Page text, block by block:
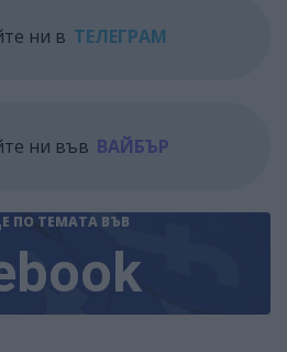
ни в ТЕЛЕГРАМ
ни във ВАЙБЪР
ПО ТЕМАТА ВЪВ